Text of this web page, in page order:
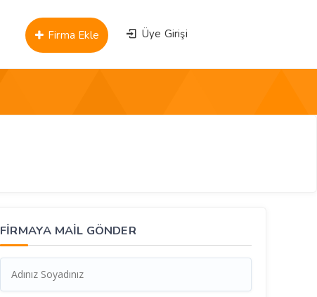
Üye Girişi
Firma Ekle
FİRMAYA MAİL GÖNDER